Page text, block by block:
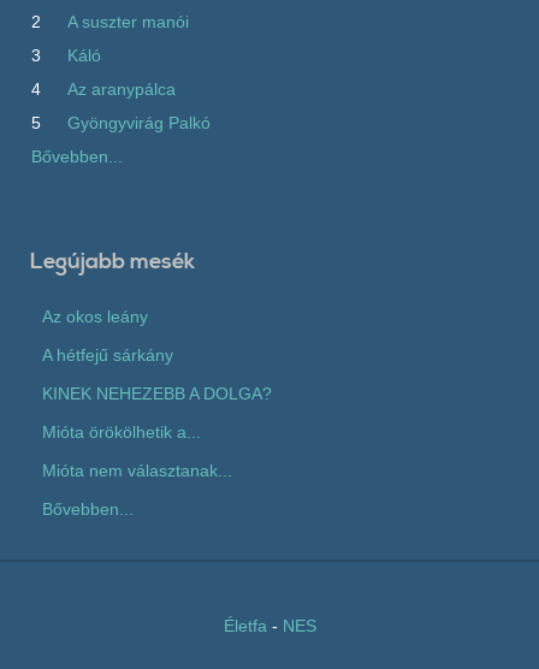
2
A suszter manói
3
Káló
4
Az aranypálca
5
Gyöngyvirág Palkó
Bővebben...
Legújabb mesék
Az okos leány
A hétfejű sárkány
KINEK NEHEZEBB A DOLGA?
Mióta örökölhetik a...
Mióta nem választanak...
Bővebben...
Életfa - NES